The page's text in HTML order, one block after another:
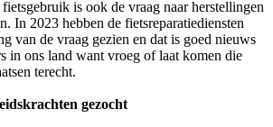
is ook de vraag naar herstellingen
In 2023 hebben de fietsreparatiediensten
van de vraag gezien en dat is goed nieuws
in ons land want vroeg of laat komen die
terecht.
gezocht